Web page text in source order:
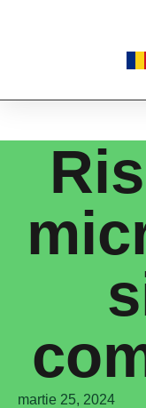
martie 25, 2024